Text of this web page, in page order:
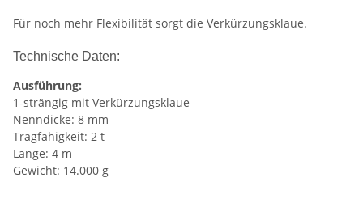
Für noch mehr Flexibilität sorgt die Verkürzungsklaue.
Technische Daten:
Ausführung:
1-strängig mit Verkürzungsklaue
Nenndicke: 8 mm
Tragfähigkeit: 2 t
Länge: 4 m
Gewicht: 14.000 g